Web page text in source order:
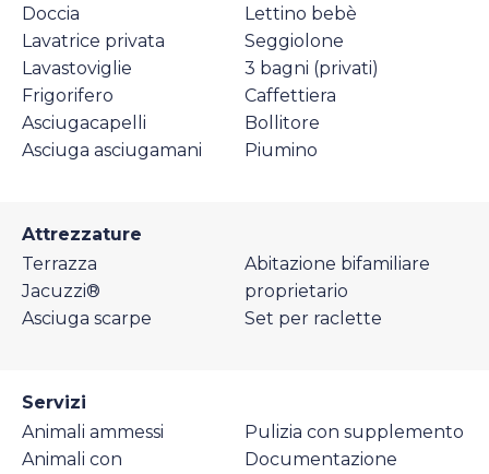
Doccia
Lavatrice privata
Lavastoviglie
Frigorifero
Asciugacapelli
Asciuga asciugamani
Lettino bebè
Seggiolone
3 bagni (privati)
Caffettiera
Bollitore
Piumino
Attrezzature
Terrazza
Jacuzzi®
Asciuga scarpe
Abitazione bifamiliare
proprietario
Set per raclette
Servizi
Animali ammessi
Animali con
Pulizia con supplemento
Documentazione